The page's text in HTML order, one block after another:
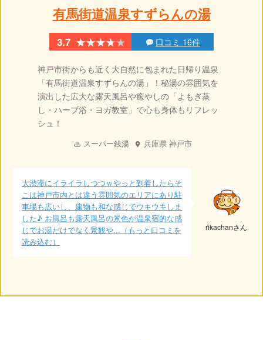
有馬街道温泉すずらんの湯
3.7 ★★★★★
★★★★★ 口コミ 16件
神戸市街からも近く大自然に包まれた日帰り温泉
「有馬街道温泉すずらんの湯」！秘湯の雰囲気を
演出した広大な露天風呂や癒やしの「よもぎ蒸
し・ハーブ浴・ヨガ教室」で心も身体もリフレッ
シュ！
スーパー銭湯 兵庫県 神戸市
大渋滞にイライラしつつｗやっと到着したらそ
こは神戸市内とは違う雰囲気のエリアにあり駐
車場も広いし、建物も和な感じでウキウキしま
した♪ お風呂も露天風呂の景色が温泉宿的な感
じでお湯だけでなく景観や...（もっと口コミを
読み込む）
rikachanさん